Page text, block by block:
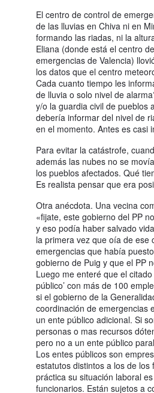
El centro de control de
de las lluvias en Chiva ni en
formando las riadas, ni la
Eliana (donde está el centro
emergencias de Valencia)
los datos que el centro
Cada cuanto tiempo les
de lluvia o solo nivel de
y/o la guardia civil de pueblos
debería informar del nivel de
en el momento. Antes es casi
Para evitar la catástrofe,
además las nubes no se
los pueblos afectados. Qué
Es realista pensar que era
Otra anécdota. Una vecina
«fijate, este gobierno del PP
y eso podía haber salvado
la primera vez que oía de ese
emergencias que había
gobierno de Puig y que el PP
Luego me enteré que el
público’ con más de 100
si el gobierno de la
coordinación de emergencias
un ente público adicional. Si
personas o mas recursos
pero no a un ente público
Los entes públicos son
estatutos distintos a los de los
práctica su situación laboral
funcionarios. Están sujetos a